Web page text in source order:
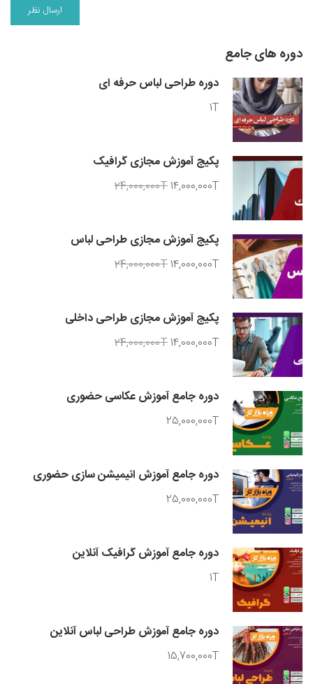
دوره های جامع
دوره طراحی لباس حرفه ای
1T
پکیج آموزش مجازی گرافیک
24,000,000T14,000,000T
پکیج آموزش مجازی طراحی لباس
24,000,000T14,000,000T
پکیج آموزش مجازی طراحی داخلی
24,000,000T14,000,000T
دوره جامع آموزش عکاسی حضوری
25,000,000T
دوره جامع آموزش انیمیشن سازی حضوری
25,000,000T
دوره جامع آموزش گرافیک آنلاین
1T
دوره جامع آموزش طراحی لباس آنلاین
15,700,000T